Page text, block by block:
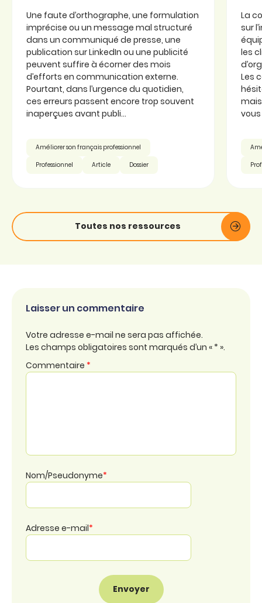
Une faute d’orthographe, une formulation
imprécise ou un message mal structuré
dans un communiqué de presse, une
publication sur LinkedIn ou une publicité
peuvent suffire à écorner des mois
d’efforts en communication externe.
Pourtant, dans l’urgence du quotidien,
ces erreurs passent encore trop souvent
inaperçues avant publi...
Améliorer son français professionnel
Professionnel
Article Dossier
La
sur
les
Les
Toutes nos ressources
Laisser un commentaire
Votre adresse e-mail ne sera pas affichée.
Les champs obligatoires sont marqués d’un « * ».
Commentaire *
Nom/Pseudonyme*
Adresse e-mail*